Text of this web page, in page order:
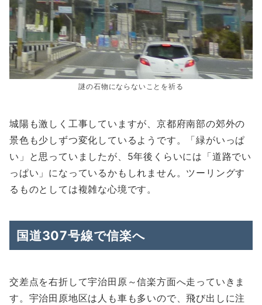
謎の石物にならないことを祈る
城陽も激しく工事していますが、京都府南部の郊外の
景色も少しずつ変化しているようです。「緑がいっぱ
い」と思っていましたが、5年後くらいには「道路でい
っぱい」になっているかもしれません。ツーリングす
るものとしては複雑な心境です。
国道307号線で信楽へ
交差点を右折して宇治田原～信楽方面へ走っていきま
す。宇治田原地区は人も車も多いので、飛び出しに注